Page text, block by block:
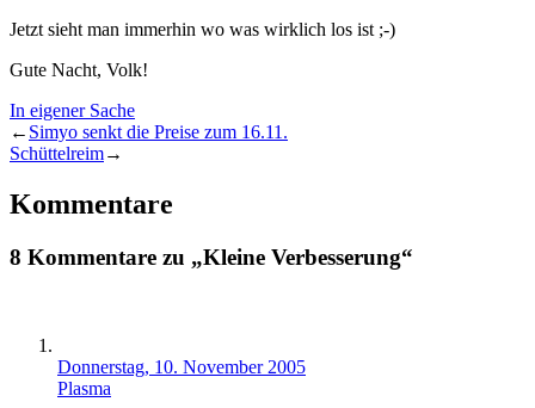
Jetzt sieht man immerhin wo was wirklich los ist ;-)
Gute Nacht, Volk!
In eigener Sache
← Simyo senkt die Preise zum 16.11.
Schüttelreim→
Kommentare
8 Kommentare zu „Kleine Verbesserung“
Donnerstag, 10. November 2005
Plasma